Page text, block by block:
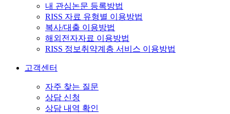
내 관심논문 등록방법
RISS 자료 유형별 이용방법
복사/대출 이용방법
해외전자자료 이용방법
RISS 정보취약계층 서비스 이용방법
고객센터
자주 찾는 질문
상담 신청
상담 내역 확인